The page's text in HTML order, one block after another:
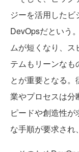
ジーを活用した
DevOpsだという
ムが短くなり、ス
テムもリーンなも
とが重要となる
業やプロセスは分
ピードや創造性
な手順が要求され